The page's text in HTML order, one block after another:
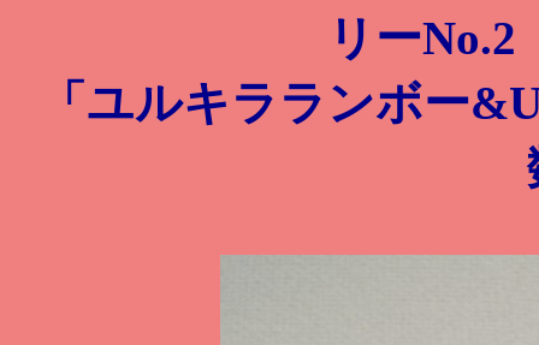
リー
「ユルキラランボー